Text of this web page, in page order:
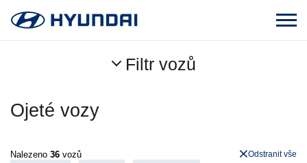
Filtr vozů
Ojeté vozy
Nalezeno 36 vozů Odstranit vše